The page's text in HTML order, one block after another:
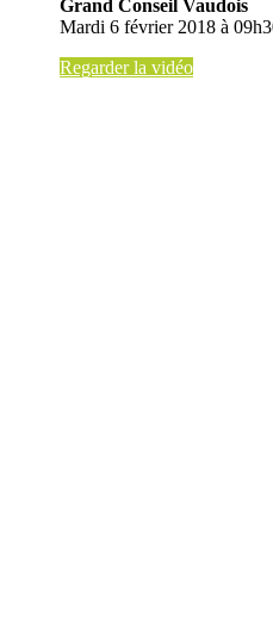
Grand Conseil Vaudois
Mardi 6 février 2018 à
Regarder la vidéo